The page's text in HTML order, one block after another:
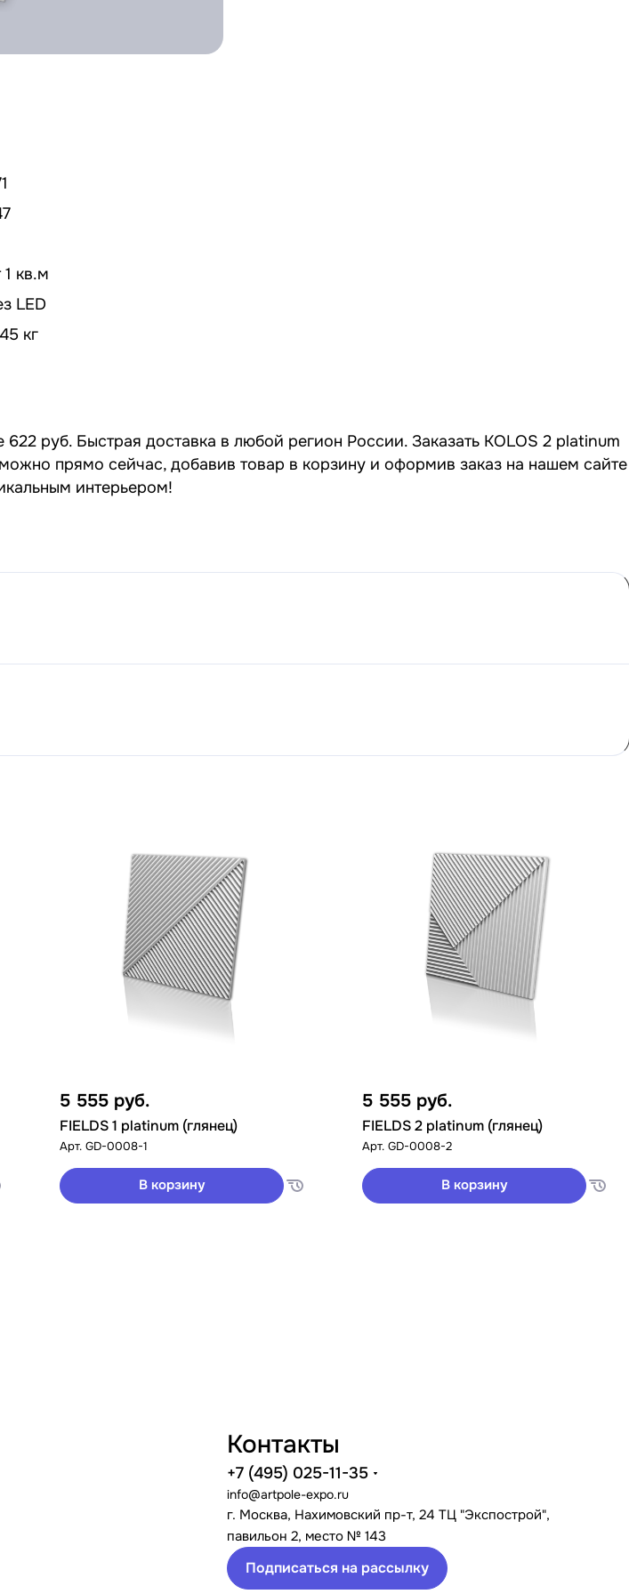
1 кв.м
LED
кг
руб. Быстрая доставка в любой регион России. Заказать KOLOS 2 platinum
прямо сейчас, добавив товар в корзину и оформив заказ на нашем сайте
интерьером!
5 555 руб.
FIELDS 1 platinum (глянец)
Арт. GD-0008-1
В корзину
5 555 руб.
FIELDS 2 platinum (глянец)
Арт. GD-0008-2
В корзину
Контакты
+7 (495) 025-11-35
info@artpole-expo.ru
г. Москва, Нахимовский пр-т, 24 ТЦ "Экспострой",
павильон 2, место № 143
Подписаться на рассылку